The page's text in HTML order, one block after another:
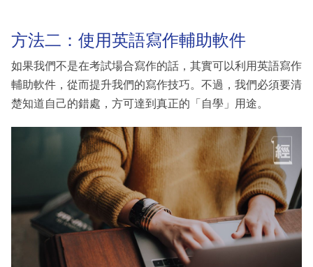
方法二：使用英語寫作輔助軟件
如果我們不是在考試場合寫作的話，其實可以利用英語寫作
輔助軟件，從而提升我們的寫作技巧。不過，我們必須要清
楚知道自己的錯處，方可達到真正的「自學」用途。